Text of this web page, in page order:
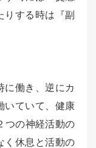
する時は『副
に働き、逆にカ
いていて、健康
つの神経活動の
く休息と活動の